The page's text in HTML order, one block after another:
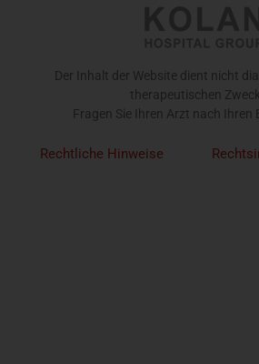
Der Inhalt der Website dient nicht
therapeutischen
Fragen Sie Ihren Arzt nach Ihren
Rechtliche Hinweise